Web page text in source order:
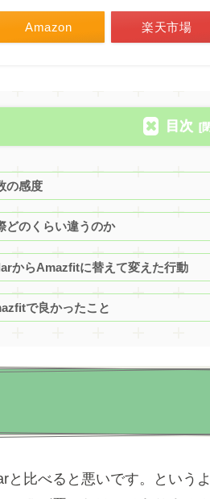
Amazon 楽天市場
目次
の感度
どのくらい違うのか
からAmazfitに替えて変えた行動
で良かったこと
比べると悪いです。という